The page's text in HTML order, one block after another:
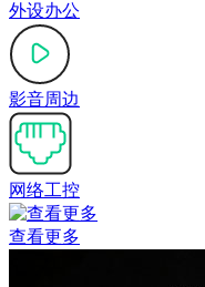
外设办公
影音周边
网络工控
查看更多